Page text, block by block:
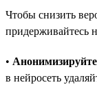
Чтобы снизить
придерживайтесь
•
в нейросеть